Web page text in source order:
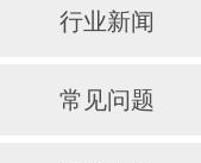
行业新闻
常见问题